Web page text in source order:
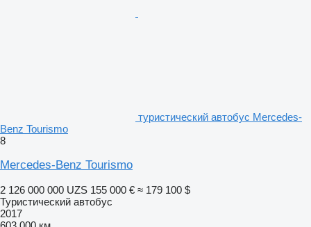
туристический автобус Mercedes-
Benz Tourismo
8
Mercedes-Benz Tourismo
2 126 000 000 UZS 155 000 € ≈ 179 100 $
Туристический автобус
2017